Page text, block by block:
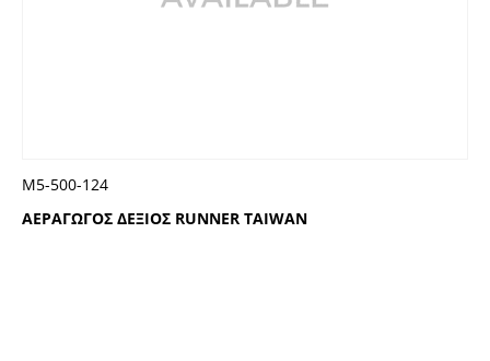
ΑΕΡΑΓΩΓΟΣ ΔΕΞΙΟΣ RUNNER TAIWAN
Μ5-500-124